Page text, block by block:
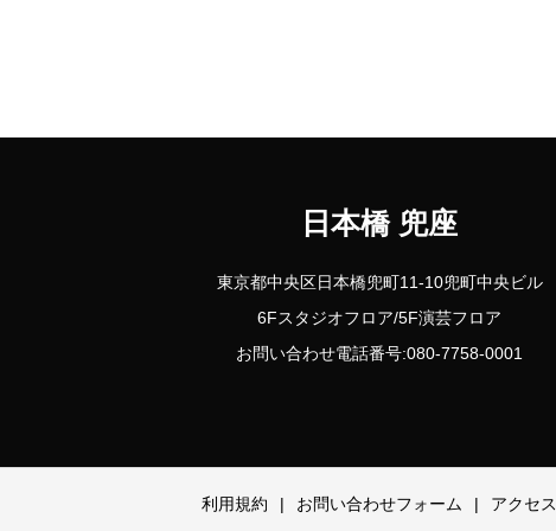
日本橋 兜座
東京都中央区日本橋兜町11-10兜町中央ビル
6Fスタジオフロア/5F演芸フロア
お問い合わせ電話番号:080-7758-0001
利用規約 お問い合わせフォーム アクセス